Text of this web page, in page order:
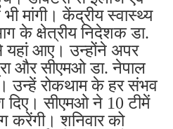
भी मांगी। केंद्रीय स्वास्थ्य
के क्षेत्रीय निदेशक डा.
आए। उन्होंने अपर
और सीएमओ डा. नेपाल
उन्हें रोकथाम के हर संभव
दिए। सीएमओ ने 10 टीमें
करेंगी। शनिवार को